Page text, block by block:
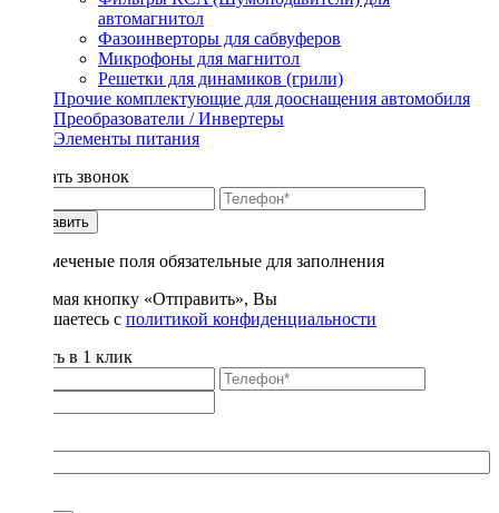
автомагнитол
Фазоинверторы для сабвуферов
Микрофоны для магнитол
Решетки для динамиков (грили)
Прочие комплектующие для дооснащения автомобиля
Преобразователи / Инвертеры
Элементы питания
Заказать звонок
Отправить
* - отмеченые поля обязательные для заполнения
Нажимая кнопку «Отправить», Вы
соглашаетесь с политикой конфиденциальности
Купить в 1 клик